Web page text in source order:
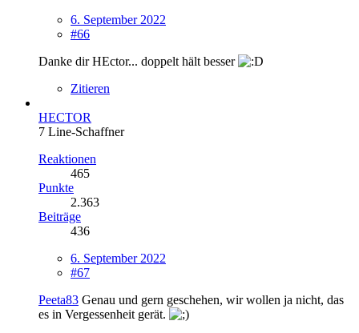
6. September 2022
#66
Danke dir HEctor... doppelt hält besser
Zitieren
HECTOR
7 Line-Schaffner
Reaktionen
465
Punkte
2.363
Beiträge
436
6. September 2022
#67
Peeta83 Genau und gern geschehen, wir wollen ja nicht, das
es in Vergessenheit gerät.